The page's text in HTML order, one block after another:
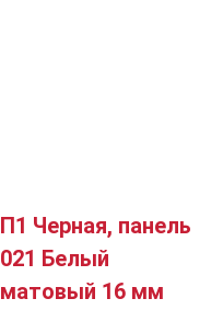
П1 Черная, панель
021 Белый
матовый 16 мм